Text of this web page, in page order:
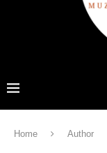
Home Author